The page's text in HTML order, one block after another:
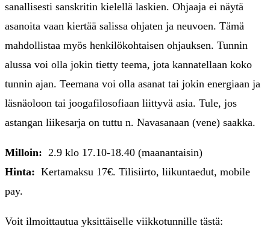
sanallisesti sanskritin kielellä laskien. Ohjaaja ei näytä
asanoita vaan kiertää salissa ohjaten ja neuvoen. Tämä
mahdollistaa myös henkilökohtaisen ohjauksen. Tunnin
alussa voi olla jokin tietty teema, jota kannatellaan koko
tunnin ajan. Teemana voi olla asanat tai jokin energiaan ja
läsnäoloon tai joogafilosofiaan liittyvä asia. Tule, jos
astangan liikesarja on tuttu n. Navasanaan (vene) saakka.
Milloin: 2.9 klo 17.10-18.40 (maanantaisin)
Hinta: Kertamaksu 17€. Tilisiirto, liikuntaedut, mobile
pay.
Voit ilmoittautua yksittäiselle viikkotunnille tästä: